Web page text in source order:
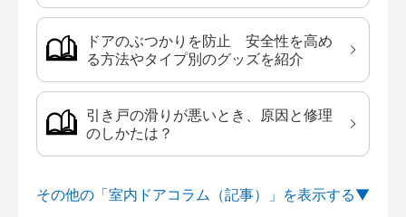
ドアのぶつかりを防止 安全性を高め
る方法やタイプ別のグッズを紹介
引き戸の滑りが悪いとき、原因と修理
のしかたは？
その他の「室内ドアコラム（記事）」を